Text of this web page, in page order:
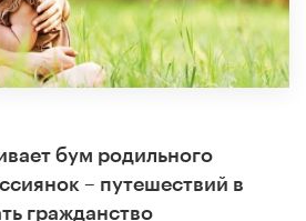
бум родильного
– путешествий в
гражданство